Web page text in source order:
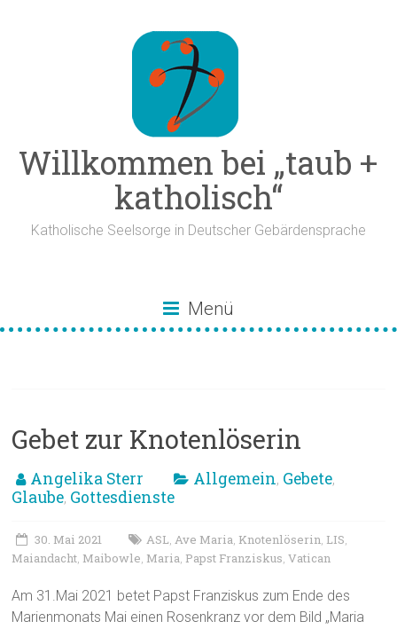
Willkommen bei „taub +
katholisch“
Katholische Seelsorge in Deutscher Gebärdensprache
Menü
Gebet zur Knotenlöserin
Angelika Sterr Allgemein, Gebete,
Glaube, Gottesdienste
30. Mai 2021 ASL,Ave Maria, Knotenlöserin, LIS,
Maiandacht, Maibowle, Maria, Papst Franziskus,Vatican
Am 31.Mai 2021 betet Papst Franziskus zum Ende des
Marienmonats Mai einen Rosenkranz vor dem Bild „Maria